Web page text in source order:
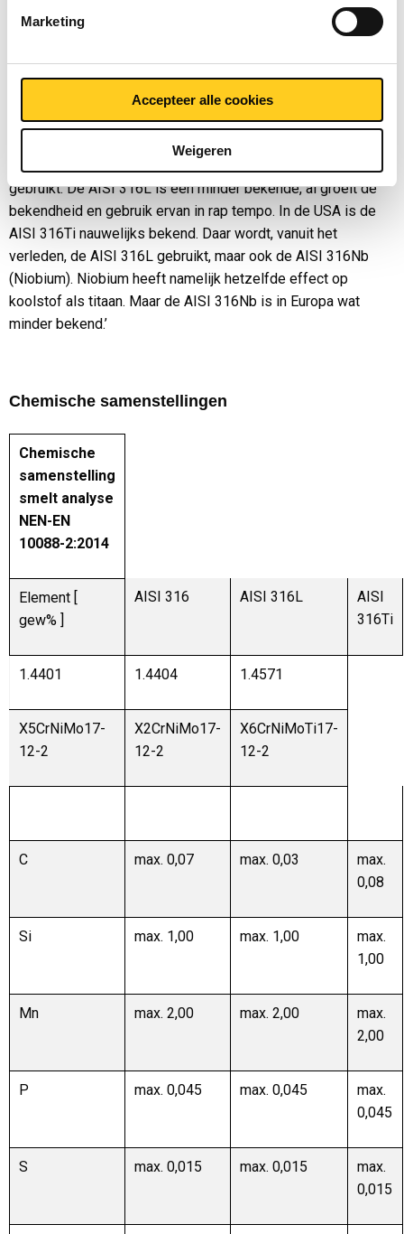
Marketing
Accepteer alle cookies
Weigeren
intact. Een andere manier, maar met hetzelfde doel.’
‘Andere verschillen tussen een AISI 316L en een AISI 316Ti
zijn de verwerkingseigenschappen, zoals dieptrekken en
polijsten (bij voorkeur AISI 316L). Maar dat is wellicht stof
voor een andere blog.’
‘In Duitsland wordt, vanuit het verleden, de AISI 316Ti veel
gebruikt. De AISI 316L is een minder bekende, al groeit de
bekendheid en gebruik ervan in rap tempo. In de USA is de
AISI 316Ti nauwelijks bekend. Daar wordt, vanuit het
verleden, de AISI 316L gebruikt, maar ook de AISI 316Nb
(Niobium). Niobium heeft namelijk hetzelfde effect op
koolstof als titaan. Maar de AISI 316Nb is in Europa wat
minder bekend.’
Chemische samenstellingen
Chemische
samenstelling
smelt analyse
NEN-EN
10088-2:2014
Element [
gew% ]
AISI 316 AISI 316L
AISI
316Ti
1.4401 1.4404 1.4571
X5CrNiMo17-
12-2
X2CrNiMo17-
12-2
X6CrNiMoTi17-
12-2
C max. 0,07 max. 0,03
max.
0,08
Si max. 1,00 max. 1,00
max.
1,00
Mn max. 2,00 max. 2,00
max.
2,00
P max. 0,045 max. 0,045
max.
0,045
S max. 0,015 max. 0,015
max.
0,015